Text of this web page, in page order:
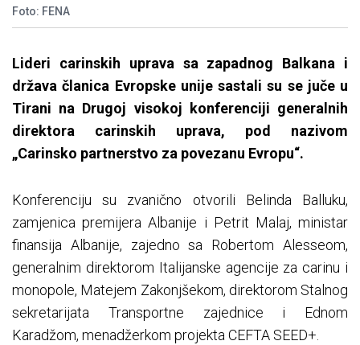
Foto: FENA
Lideri carinskih uprava sa zapadnog Balkana i
država članica Evropske unije sastali su se juče u
Tirani na Drugoj visokoj konferenciji generalnih
direktora carinskih uprava, pod nazivom
„Carinsko partnerstvo za povezanu Evropu“.
Konferenciju su zvanično otvorili Belinda Balluku,
zamjenica premijera Albanije i Petrit Malaj, ministar
finansija Albanije, zajedno sa Robertom Alesseom,
generalnim direktorom Italijanske agencije za carinu i
monopole, Matejem Zakonjšekom, direktorom Stalnog
sekretarijata Transportne zajednice i Ednom
Karadžom, menadžerkom projekta CEFTA SEED+.